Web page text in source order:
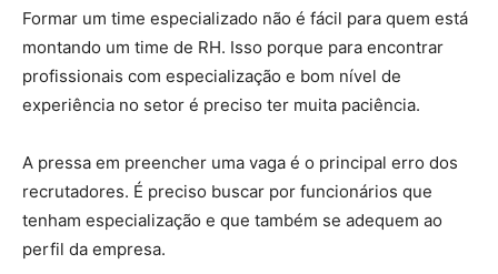
Formar um time especializado não é fácil para quem está
montando um time de RH. Isso porque para encontrar
profissionais com especialização e bom nível de
experiência no setor é preciso ter muita paciência.
A pressa em preencher uma vaga é o principal erro dos
recrutadores. É preciso buscar por funcionários que
tenham especialização e que também se adequem ao
perfil da empresa.